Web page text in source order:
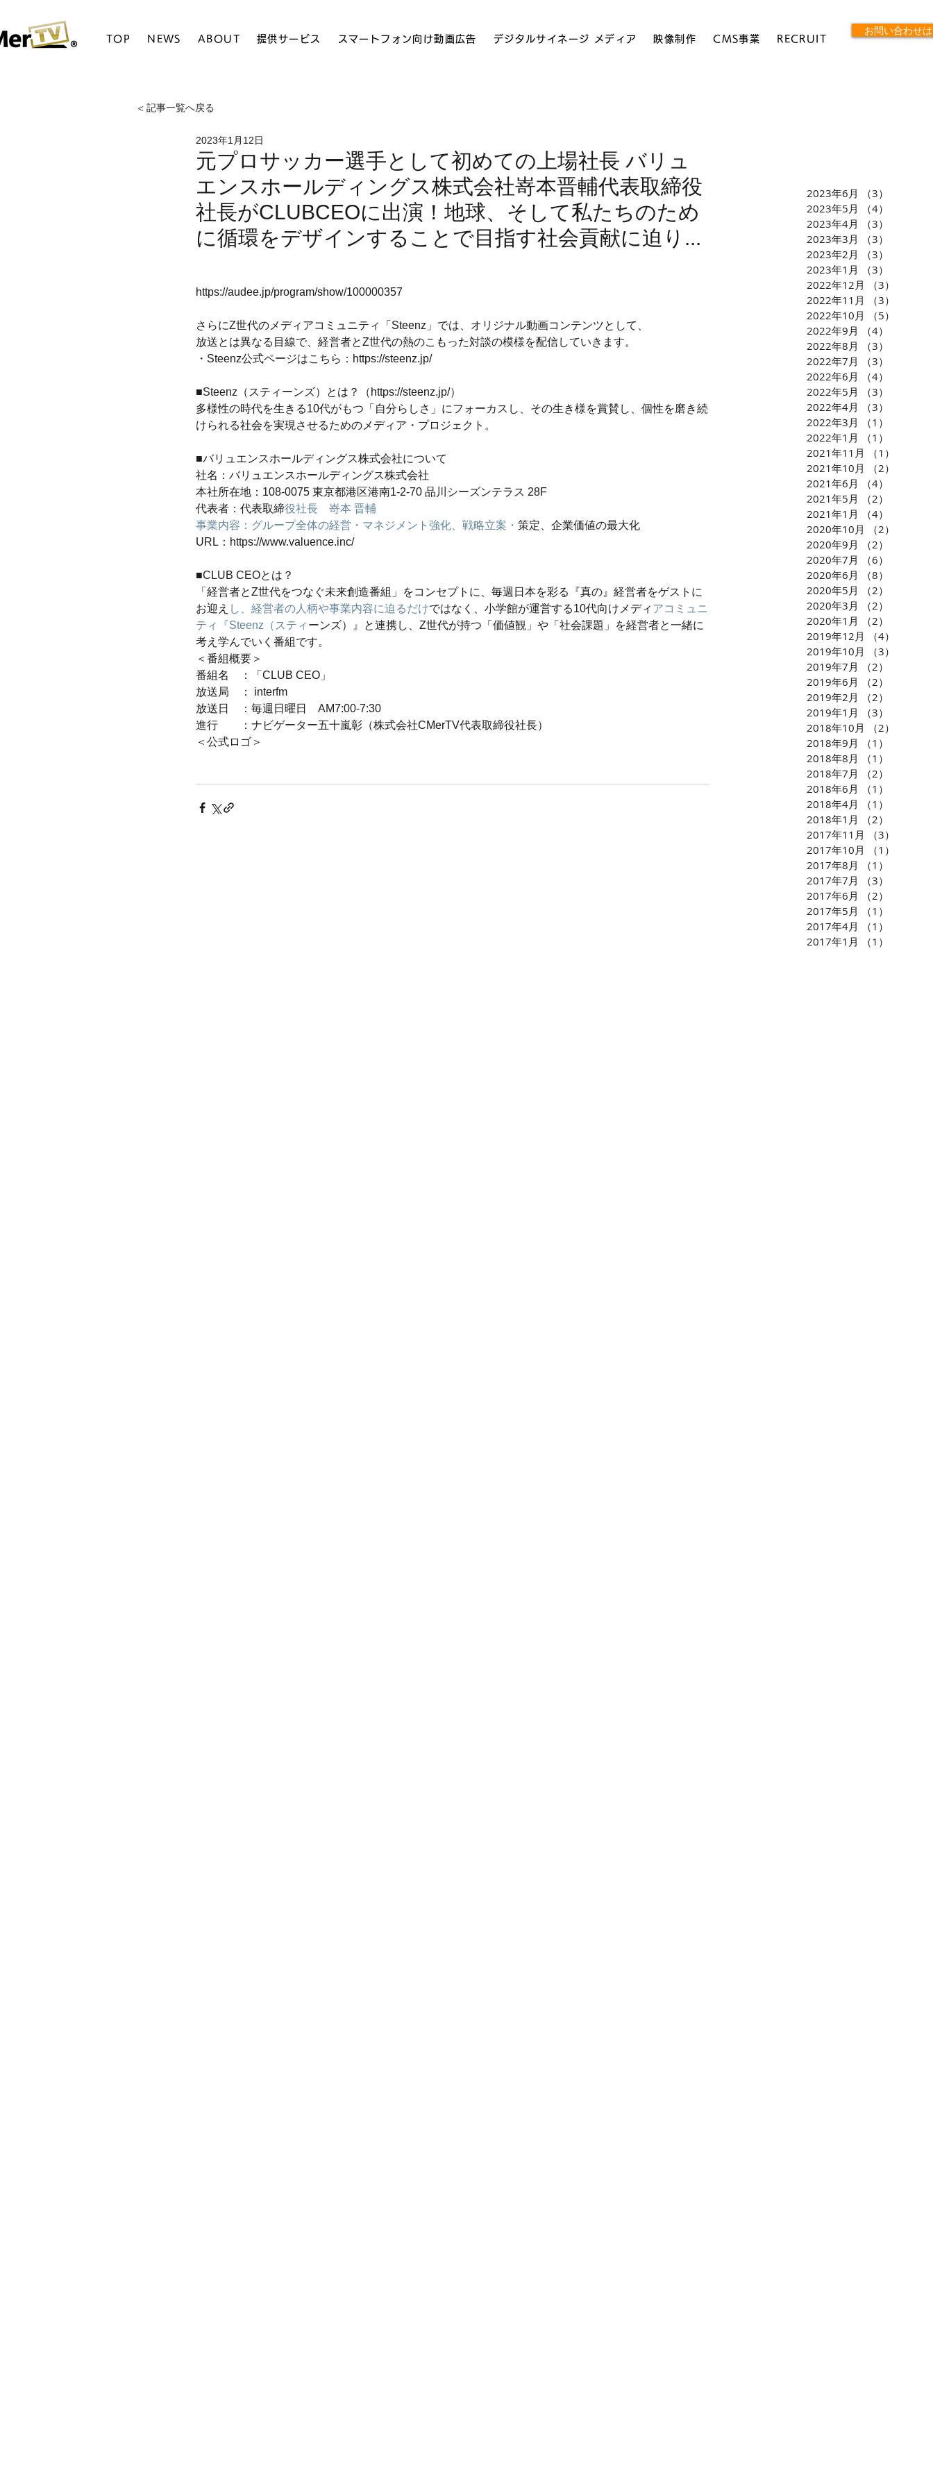
TOP NEWS ABOUT 提供サービス スマートフォン向け動画広告 デジタルサイネージ メディア 映像制作 CMS事業 RECRUIT
お問い合わせ
元プロサッカー選手として初めての上場社長 バリュ
エンスホールディングス株式会社嵜本晋輔代表取締役
社長がCLUBCEOに出演！地球、そして私たちのため
に循環をデザインすることで目指す社会貢献に迫り...
2023年1月12日
https://audee.jp/program/show/100000357
さらにZ世代のメディアコミュニティ「Steenz」では、オリジナル動画コンテンツとして、
放送とは異なる目線で、経営者とZ世代の熱のこもった対談の模様を配信していきます。
・Steenz公式ページはこちら：https://steenz.jp/
■Steenz（スティーンズ）とは？（https://steenz.jp/）
多様性の時代を生きる10代がもつ「自分らしさ」にフォーカスし、その生き様を賞賛し、個性を磨き続
けられる社会を実現させるためのメディア・プロジェクト。
■バリュエンスホールディングス株式会社について
社名：バリュエンスホールディングス株式会社
本社所在地：108-0075 東京都港区港南1-2-70 品川シーズンテラス 28F
代表者：代表取締役社長　嵜本 晋輔
事業内容：グループ全体の経営・マネジメント強化、戦略立案・ 策定、企業価値の最大化
URL：https://www.valuence.inc/
■CLUB CEOとは？
「経営者とZ世代をつなぐ未来創造番組」をコンセプトに、毎週日本を彩る『真の』経営者をゲストに
お迎え し、経営者の人柄や事業内容に迫るだけではなく、小学館が運営する10代向けメディ アコミュニ
ティ『Steenz（スティ ーンズ）』と連携し、Z世代が持つ「価値観」や「社会課題」を経営者と一緒に
考え学んでいく番組です。
＜番組概要＞
番組名　：「CLUB CEO」
放送局　： interfm
放送日　：毎週日曜日　AM7:00-7:30
進行　　：ナビゲーター五十嵐彰（株式会社CMerTV代表取締役社長）
＜公式ロゴ＞
< 記事一覧へ戻る
2023年6月 （3）
2023年5月
（4）
2023年4月
（3）
2023年3月
（3）
2023年2月
（3）
2023年1月
（3）
2022年12月
（3）
2022年11月
（3）
2022年10月
（5）
2022年9月
（4）
2022年8月
（3）
2022年7月
（3）
2022年6月
（4）
2022年5月
（3）
2022年4月
（3）
2022年3月
（1）
2022年1月
（1）
2021年11月
（1）
2021年10月
（2）
2021年6月
（4）
2021年5月
（2）
2021年1月
（4）
2020年10月
（2）
2020年9月
（2）
2020年7月
（6）
2020年6月
（8）
2020年5月
（2）
2020年3月
（2）
2020年1月
（2）
2019年12月
（4）
2019年10月
（3）
2019年7月
（2）
2019年6月
（2）
2019年2月
（2）
2019年1月
（3）
2018年10月
（2）
2018年9月
（1）
2018年8月
（1）
2018年7月
（2）
2018年6月
（1）
2018年4月
（1）
2018年1月
（2）
2017年11月
（3）
2017年10月
（1）
2017年8月
（1）
2017年7月
（3）
2017年6月
（2）
2017年5月
（1）
2017年4月
（1）
2017年1月
（1）